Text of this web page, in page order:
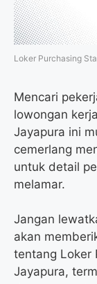
Loker Purchasing
Mencari
lowongan
Jayapura ini
cemerlang
untuk detail
melamar.
Jangan
akan
tentang Loker
Jayapura,